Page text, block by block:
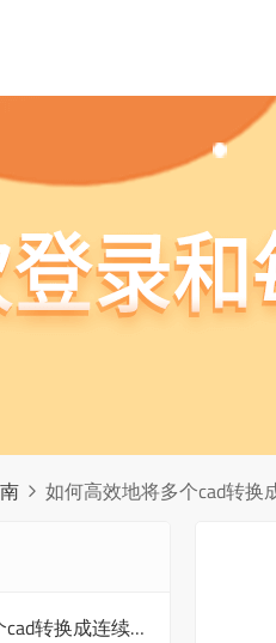
如何高效地将多个cad转换
pdf，设计师必备的转换技巧